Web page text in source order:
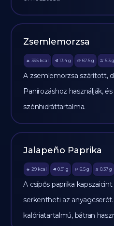
Zsemlemorzsa
🔥 395 kcal 🥩 13.4 g 🥔 67.5g 🫒 5.3 g
A zsemlemorzsa szárított,
Panírozáshoz használják,
szénhidráttartalma.
Jalapeño Paprika
🔥 29 kcal 🥩 0.91 g 🥔 6.5g 🫒 0.37 g
A csípős paprika
serkentheti az
kalóriatartalmú, bátran